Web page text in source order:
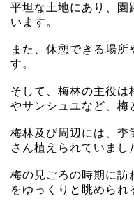
平坦な土地にあり、園
います。
また、休憩できる場所
す。
そして、梅林の主役は
やサンシュユなど、梅
梅林及び周辺には、季
さん植えられていまし
梅の見ごろの時期に訪
をゆっくりと眺められ